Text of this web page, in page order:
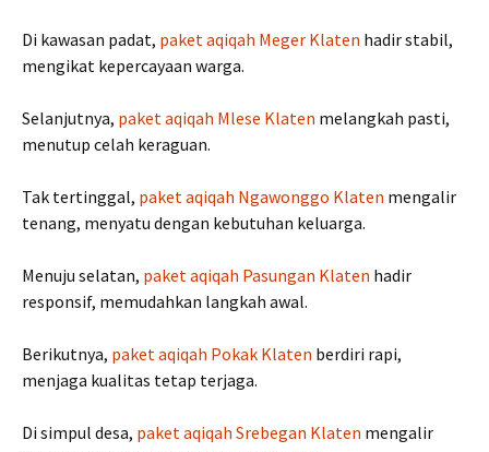
Di kawasan padat, paket aqiqah Meger Klaten hadir stabil,
mengikat kepercayaan warga.
Selanjutnya, paket aqiqah Mlese Klaten melangkah pasti,
menutup celah keraguan.
Tak tertinggal, paket aqiqah Ngawonggo Klaten mengalir
tenang, menyatu dengan kebutuhan keluarga.
Menuju selatan, paket aqiqah Pasungan Klaten hadir
responsif, memudahkan langkah awal.
Berikutnya, paket aqiqah Pokak Klaten berdiri rapi,
menjaga kualitas tetap terjaga.
Di simpul desa, paket aqiqah Srebegan Klaten mengalir